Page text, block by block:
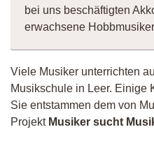
bei uns beschäftigten
erwachsene
Viele Musiker unterrichten
Musikschule in Leer. Einige
Sie entstammen dem von
Projekt Musiker sucht